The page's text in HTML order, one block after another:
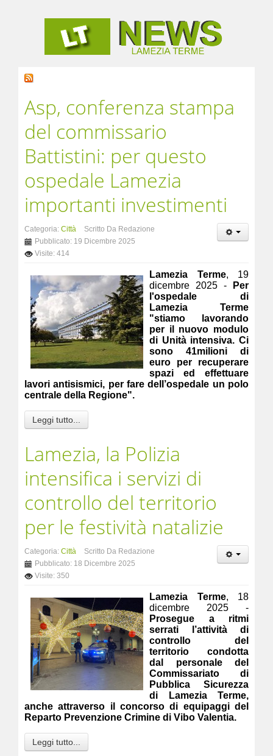
Asp, conferenza stampa
del commissario
Battistini: per questo
ospedale Lamezia
importanti investimenti
Categoria:Città
Scritto Da Redazione
Pubblicato: 19 Dicembre 2025
Visite: 414
Lamezia Terme, 19
dicembre 2025 -
Per
l'ospedale di
Lamezia Terme
"stiamo lavorando
per il nuovo modulo
di Unità intensiva. Ci
sono 41milioni di
euro per recuperare
spazi ed effettuare
lavori antisismici, per fare dell’ospedale un polo
centrale della Regione".
Leggi tutto...
Lamezia, la Polizia
intensifica i servizi di
controllo del territorio
per le festività natalizie
Categoria:Città
Scritto Da Redazione
Pubblicato: 18 Dicembre 2025
Visite: 350
Lamezia Terme, 18
dicembre 2025 -
Prosegue a ritmi
serrati l’attività di
controllo del
territorio condotta
dal personale del
Commissariato di
Pubblica Sicurezza
di Lamezia Terme,
anche attraverso il concorso di equipaggi del
Reparto Prevenzione Crimine di Vibo Valentia.
Leggi tutto...